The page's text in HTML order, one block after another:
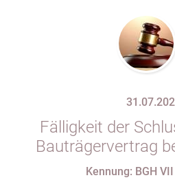
Fälligkeit der
Bauträgervertrag
Zahlung „nach
Kennung: BGH